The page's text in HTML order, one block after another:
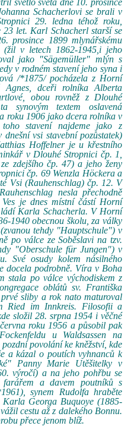
světlo světa dne 10. prosince
Schacherlovi se brali v
29. ledna téhož roku,
23 let. Karl Schacherl starší se
prosince 1899 mlynářskému
(žil v letech 1862-1945,i jeho
jako "Sägemüller" mlýn s
v rodném stavení jeho syna i
/*1875/ pocházela z Horní
dceři rolníka Alberta
obou rovněž z Dlouhé
synovým textem oslavená
roku 1906 jako dcera rolníka v
stavení najdeme jako z
vsi stavební pozůstatek)
Hoffelner je u křestního
v Dlouhé Stropnici čp. 1,
zdejšího čp. 47) a jeho ženy
čp. 69 Wenzla Höckera a
Vsi (Rauhenschlag) čp. 12. V
nesla přechodně
je dnes místní částí Horní
Karla Schacherla. V Horní
1940 obecnou školu, za války
tehdy "Hauptschule") v
po válce ze Soběslavi na tzv.
"Oberschule für Jungen") v
Své osudy kolem násilného
docela podrobně. Víra v Boha
stala po válce východiskem z
oblátů sv. Františka
sliby a rok nato maturoval
Ried im Innkreis. Filosofii a
složil 28. srpna 1954 i věčné
roku 1956 a působil pak
u Waldsassen na
povolání ke kněžství, kde
a kázal o poutích vyhnanců k
Panny Marie Utěšitelky v
výročí) a na jeho pohřbu se
farářem a davem poutníků s
synem Rudolfa hraběte
Georga Buquoye (1885-
cestu až z dalekého Bonnu.
přece jenom blíž.